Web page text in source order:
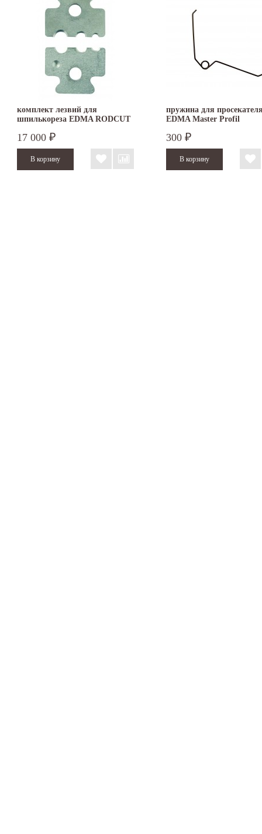
комплект лезвий для
шпилькореза EDMA RODCUT
17 000 ₽
пружина для
EDMA Master Profil
300 ₽